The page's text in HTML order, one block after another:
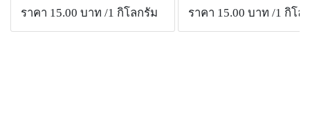
ราคา 15.00 บาท /1 กิโลกรัม ราคา 15.00 บาท /1 กิโล